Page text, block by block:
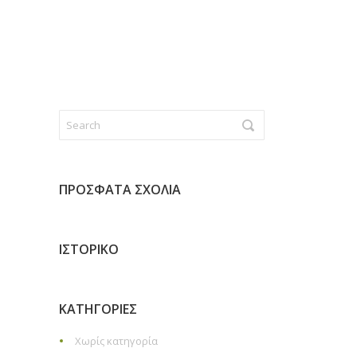
ΠΡΌΣΦΑΤΑ ΣΧΌΛΙΑ
ΙΣΤΟΡΙΚΌ
KΑΤΗΓΟΡΊΕΣ
Χωρίς κατηγορία